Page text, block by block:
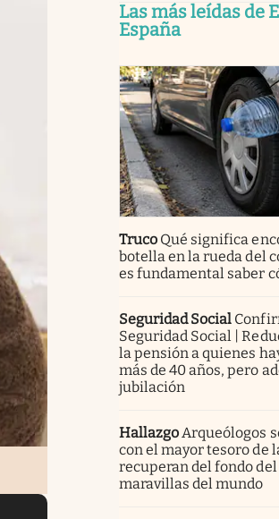
Las más leídas de
España
Truco Qué significa
botella en la rueda del
es fundamental saber
Seguridad Social
Seguridad Social |
la pensión a quienes
más de 40 años, pero
jubilación
HallazgoArqueólogos
con el mayor tesoro de
recuperan del fondo del
maravillas del mundo